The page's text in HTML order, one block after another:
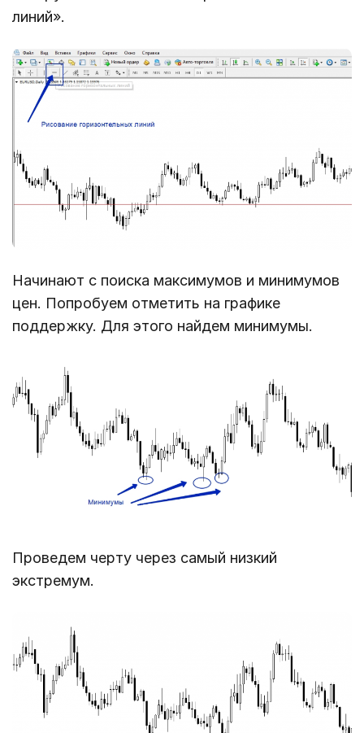
линий».
Начинают с поиска максимумов и минимумов
цен. Попробуем отметить на графике
поддержку. Для этого найдем минимумы.
Проведем черту через самый низкий
экстремум.